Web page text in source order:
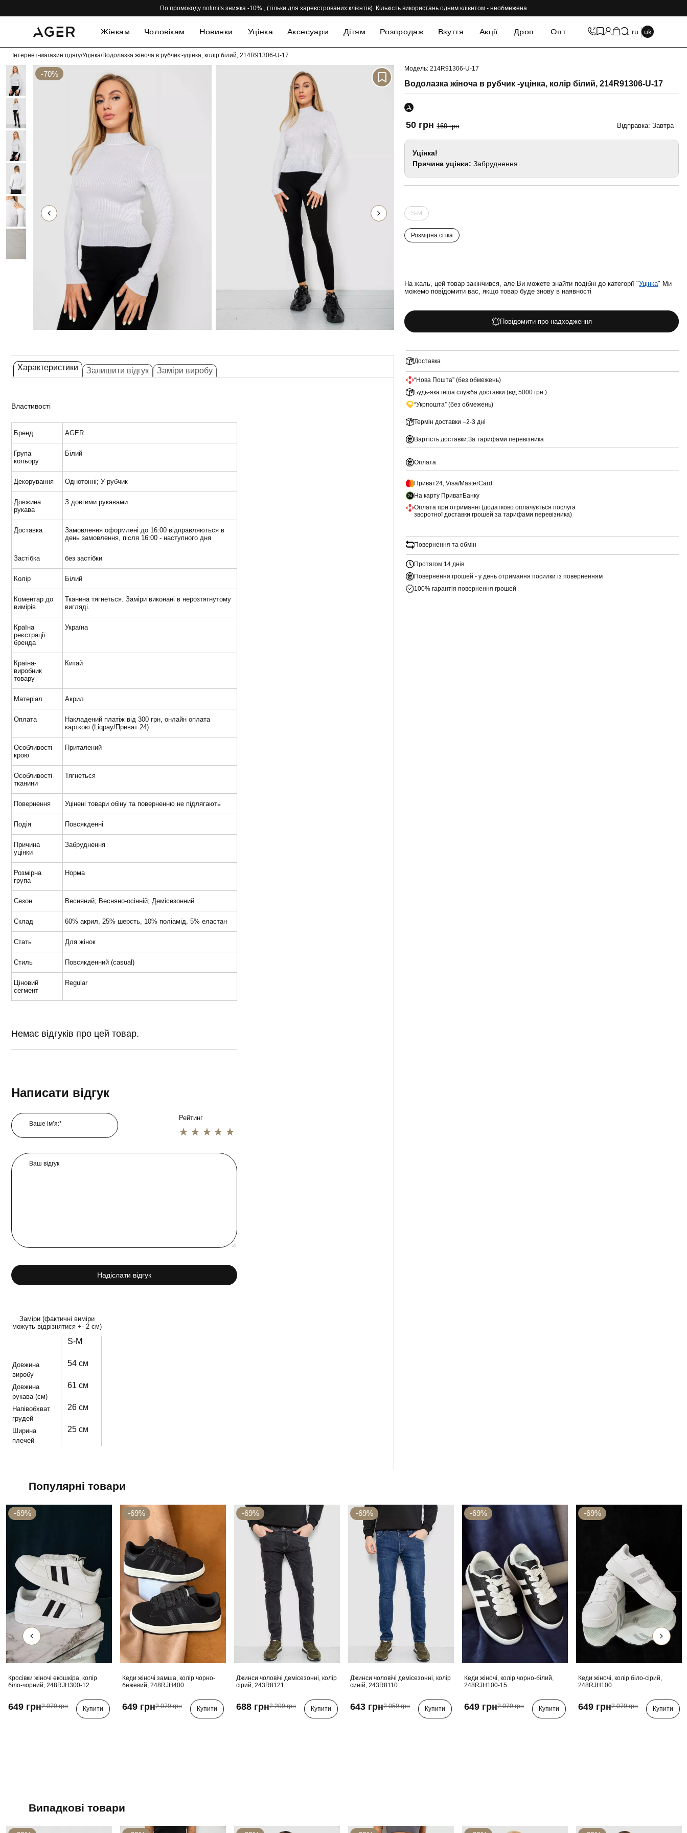
По промокоду nolimits знижка -10% , (тільки для зареєстрованих клієнтів). Кількість використань одним клієнтом - необмежена
Жінкам Чоловікам Новинки Уцінка Аксесуари Дітям Розпродаж Взуття Акції Дроп Опт ru uk
Інтернет-магазин одягу/Уцінка/Водолазка жіноча в рубчик -уцінка, колір білий, 214R91306-U-17
-70% -70%
Характеристики Залишити відгук Заміри виробу
Властивості
Бренд AGER
Група
кольору
Білий
Декорування Однотонні; У рубчик
Довжина
рукава
З довгими рукавами
Доставка
Замовлення оформлені до 16:00 відправляються в
день замовлення, після 16:00 - наступного дня
Застібка без застібки
Колір Білий
Коментар до
вимірів
Тканина тягнеться. Заміри виконані в нерозтягнутому
вигляді.
Країна
реєстрації
бренда
Україна
Країна-
виробник
товару
Китай
Матеріал Акрил
Оплата
Накладений платіж від 300 грн, онлайн оплата
карткою (Liqpay/Приват 24)
Особливості
крою
Приталений
Особливості
тканини
Тягнеться
Повернення Уцінені товари обіну та поверненню не підлягають
Подія Повсякденні
Причина
уцінки
Забруднення
Розмірна
група
Норма
Сезон Весняний; Весняно-осінній; Демісезонний
Склад 60% акрил, 25% шерсть, 10% поліамід, 5% еластан
Стать Для жінок
Стиль Повсякденний (casual)
Ціновий
сегмент
Regular
Немає відгуків про цей товар.
Написати відгук
Ваше ім’я:*
Рейтинг
1 star
2 star
3 star
4 star
5 star
Ваш відгук
Надіслати відгук
Заміри (фактичні виміри
можуть відрізнятися +- 2 см)
S-M
Довжина
виробу
54 см
Довжина
рукава (см)
61 см
Напівобхват
грудей
26 см
Ширина
плечей
25 см
Модель: 214R91306-U-17
Водолазка жіноча в рубчик -уцінка, колір білий, 214R91306-U-17
50 грн 169 грн Відправка: Завтра
Уцінка!
Причина уцінки: Забруднення
S-M
Розмірна сітка
На жаль, цей товар закінчився, але Ви можете знайти подібні до категорії "Уцінка" Ми
можемо повідомити вас, якщо товар буде знову в наявності
Повідомити про надходження
Доставка
“Нова Пошта” (без обмежень)
Будь-яка інша служба доставки (від 5000 грн.)
“Укрпошта” (без обмежень)
Термін доставки –2-3 дні
Вартість доставки:За тарифами перевізника
Оплата
Приват24, Visa/MasterCard
На карту ПриватБанку
Оплата при отриманні (додатково оплачується послуга
зворотної доставки грошей за тарифами перевізника)
Повернення та обмін
Протягом 14 днів
Повернення грошей - у день отримання посилки із поверненням
100% гарантія повернення грошей
Популярні товари
-69%
Кросівки жіночі екошкіра, колір
біло-чорний, 248RJH300-12
649 грн2 079 грн Купити
-69%
Кеди жіночі замша, колір чорно-
бежевий, 248RJH400
649 грн2 079 грн Купити
-69%
Джинси чоловічі демісезонні, колір
сірий, 243R8121
688 грн2 209 грн Купити
-69%
Джинси чоловічі демісезонні, колір
синій, 243R8110
643 грн2 059 грн Купити
-69%
Кеди жіночі, колір чорно-білий,
248RJH100-15
649 грн2 079 грн Купити
-69%
Кеди жіночі, колір біло-сірий,
248RJH100
649 грн2 079 грн Купити
Випадкові товари